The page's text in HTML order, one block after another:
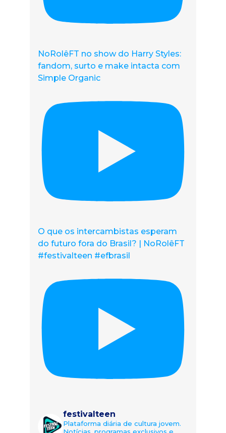
NoRolêFT no show do Harry Styles:
fandom, surto e make intacta com
Simple Organic
O que os intercambistas esperam
do futuro fora do Brasil? | NoRolêFT
#festivalteen #efbrasil
festivalteen
Plataforma diária de cultura jovem.
Notícias, programas exclusivos e